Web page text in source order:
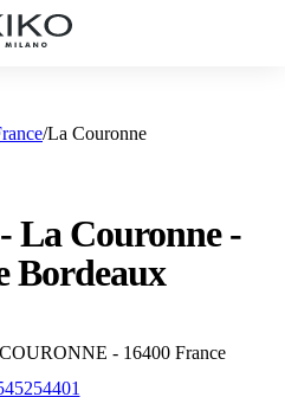
La Couronne
La Couronne -
Bordeaux
- 16400 France